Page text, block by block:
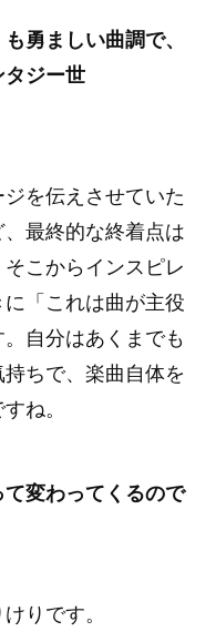
勇ましい曲調で、
ジー世
を伝えさせていた
最終的な終着点は
こからインスピレ
「これは曲が主役
自分はあくまでも
ちで、楽曲自体を
ね。
変わってくるので
りです。